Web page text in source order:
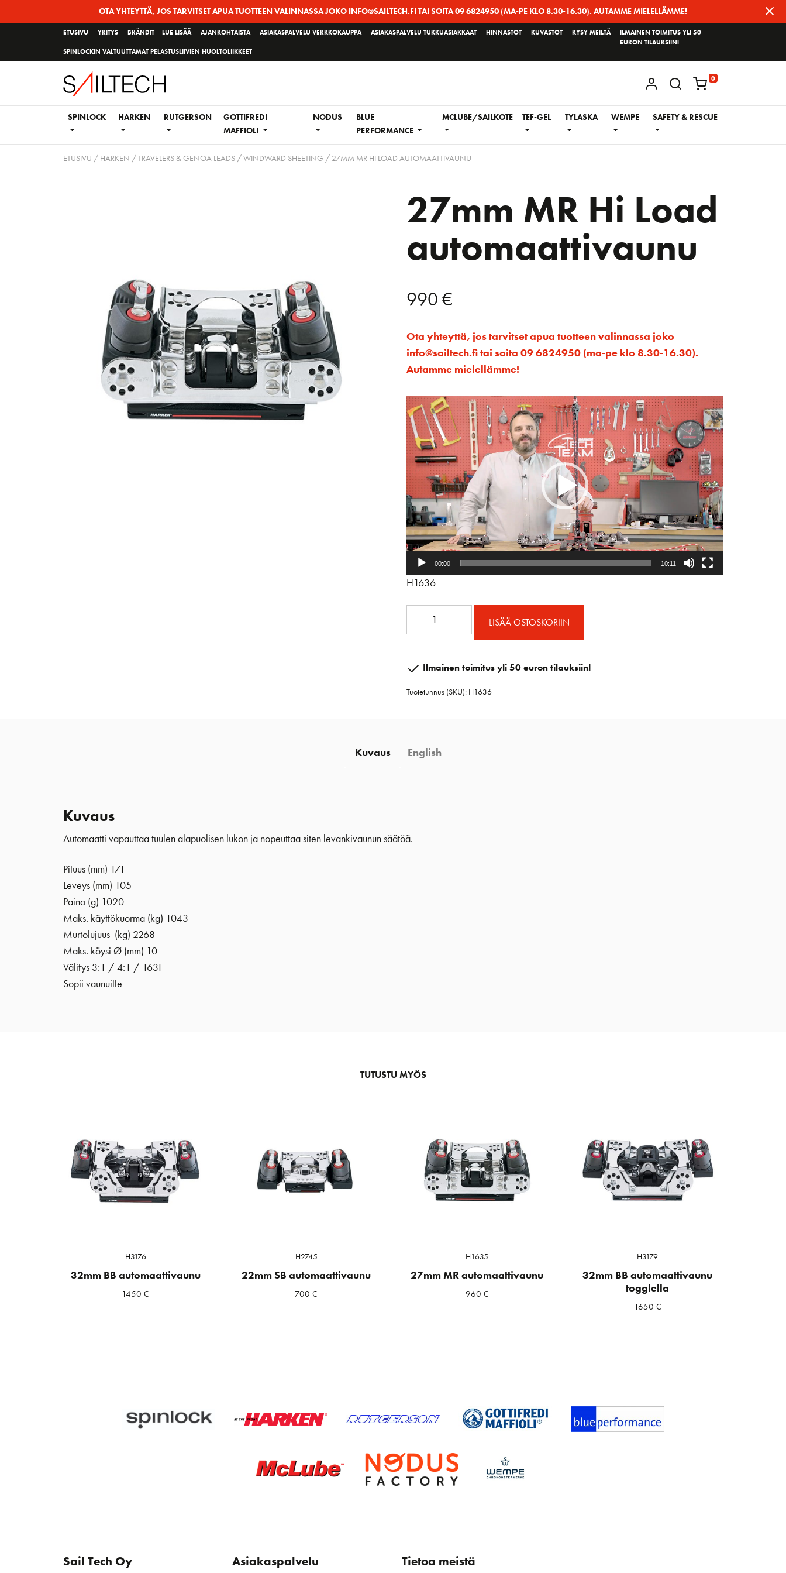
OTA YHTEYTTÄ, JOS TARVITSET APUA TUOTTEEN VALINNASSA JOKO INFO@SAILTECH.FI TAI SOITA 09 6824950 (MA-PE KLO 8.30-16.30). AUTAMME MIELELLÄMME!
ETUSIVU YRITYS BRÄNDIT – LUE LISÄÄ AJANKOHTAISTA ASIAKASPALVELU VERKKOKAUPPA ASIAKASPALVELU TUKKUASIAKKAAT HINNASTOT KUVASTOT KYSY MEILTÄ
SPINLOCKIN VALTUUTTAMAT PELASTUSLIIVIEN HUOLTOLIIKKEET
ILMAINEN TOIMITUS YLI 50
EURON TILAUKSIIN!
KIRJAUDU / REKISTERÖIDY
0
SPINLOCK HARKEN RUTGERSON
GOTTIFREDI
MAFFIOLI
NODUS
BLUE
PERFORMANCE
MCLUBE/SAILKOTE TEF-GEL TYLASKA WEMPE SAFETY & RESCUE
ETUSIVU / HARKEN /TRAVELERS & GENOA LEADS/WINDWARD SHEETING / 27MM MR HI LOAD AUTOMAATTIVAUNU
27mm MR Hi Load
automaattivaunu
990€
Ota yhteyttä, jos tarvitset apua tuotteen valinnassa joko
info@sailtech.fi tai soita 09 6824950 (ma-pe klo 8.30-16.30).
Autamme mielellämme!
Videotoistin
00:00 10:11
H1636
Load
määrä
LISÄÄ OSTOSKORIIN
Ilmainen toimitus yli 50 euron tilauksiin!
Tuotetunnus (SKU): H1636
Kuvaus English
Kuvaus
Automaatti vapauttaa tuulen alapuolisen lukon ja nopeuttaa siten levankivaunun säätöä.
Pituus (mm) 171
Leveys (mm) 105
Paino (g) 1020
Maks. käyttökuorma (kg) 1043
Murtolujuus (kg) 2268
Maks. köysi Ø (mm) 10
Välitys 3:1 / 4:1 / 1631
Sopii vaunuille
TUTUSTU MYÖS
H3176
32mm BB automaattivaunu
1450€
H2745
22mm SB automaattivaunu
700€
H1635
27mm MR automaattivaunu
960 €
H3179
32mm BB automaattivaunu
togglella
1650 €
Sail Tech Oy Asiakaspalvelu Tietoa meistä